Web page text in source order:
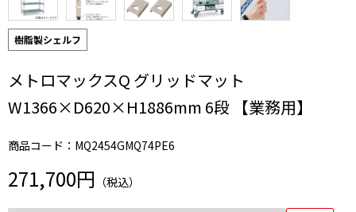
樹脂製シェルフ
メトロマックスQ グリッドマット
W1366×D620×H1886mm 6段 【業務用】
商品コード：MQ2454GMQ74PE6
271,700円 （税込）